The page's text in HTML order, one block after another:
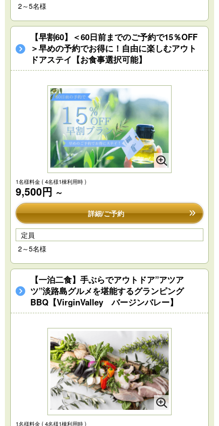
2～5名様
【早割60】＜60日前までのご予約で15％OFF
＞早めの予約でお得に！自由に楽しむアウト
ドアステイ【お食事選択可能】
1名様料金( 4名様1棟利用時 )
9,500円 ～
詳細/ご予約
定員
2～5名様
【一泊二食】手ぶらでアウトドア”アツア
ツ”淡路島グルメを堪能するグランピング
BBQ【VirginValley バージンバレー】
1名様料金( 4名様1棟利用時 )